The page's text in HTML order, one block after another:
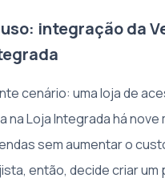
integração da
cenário: uma loja de
na Loja Integrada há nove
sem aumentar o
então, decide criar um